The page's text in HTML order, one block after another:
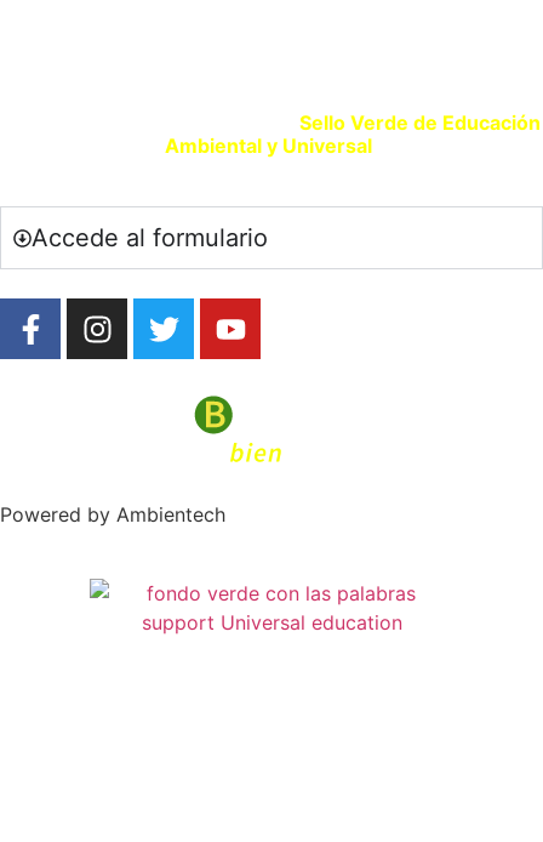
Sello Verde de Educación
Ambiental y Universal
Accede al formulario
Powered by Ambientech